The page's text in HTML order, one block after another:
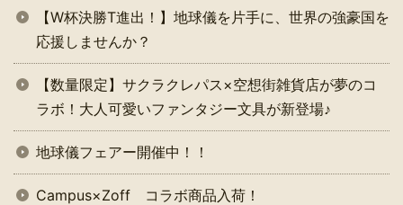
【W杯決勝T進出！】地球儀を片手に、世界の強豪国を
応援しませんか？
【数量限定】サクラクレパス×空想街雑貨店が夢のコ
ラボ！大人可愛いファンタジー文具が新登場♪
地球儀フェアー開催中！！
Campus×Zoff コラボ商品入荷！